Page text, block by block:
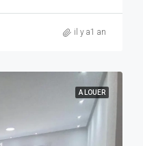
il y a1 an
A LOUER